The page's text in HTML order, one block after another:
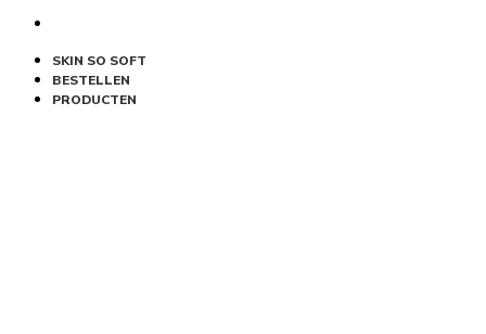
SKIN SO SOFT
BESTELLEN
PRODUCTEN